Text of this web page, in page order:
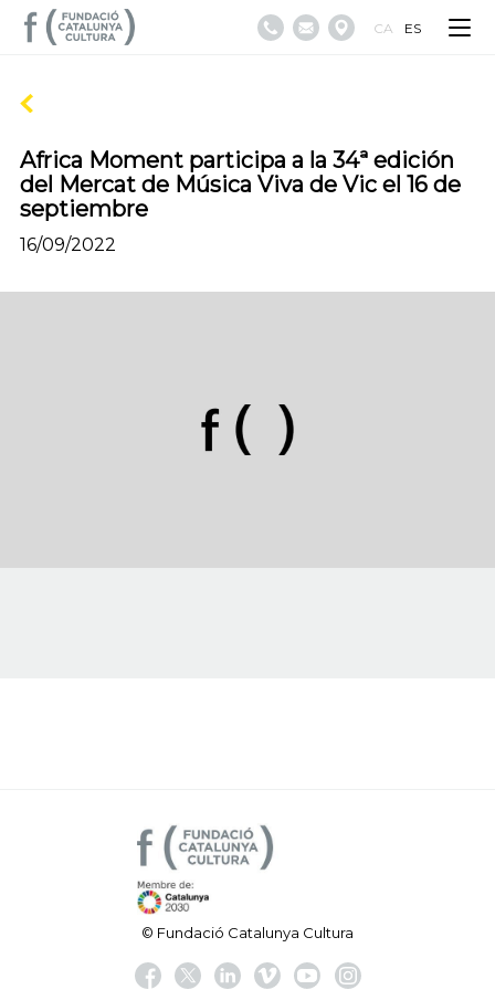
CA ES
Africa Moment participa a la 34ª edición
del Mercat de Música Viva de Vic el 16 de
septiembre
16/09/2022
© Fundació Catalunya Cultura